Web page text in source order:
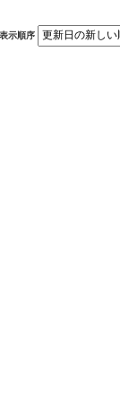
表示順序